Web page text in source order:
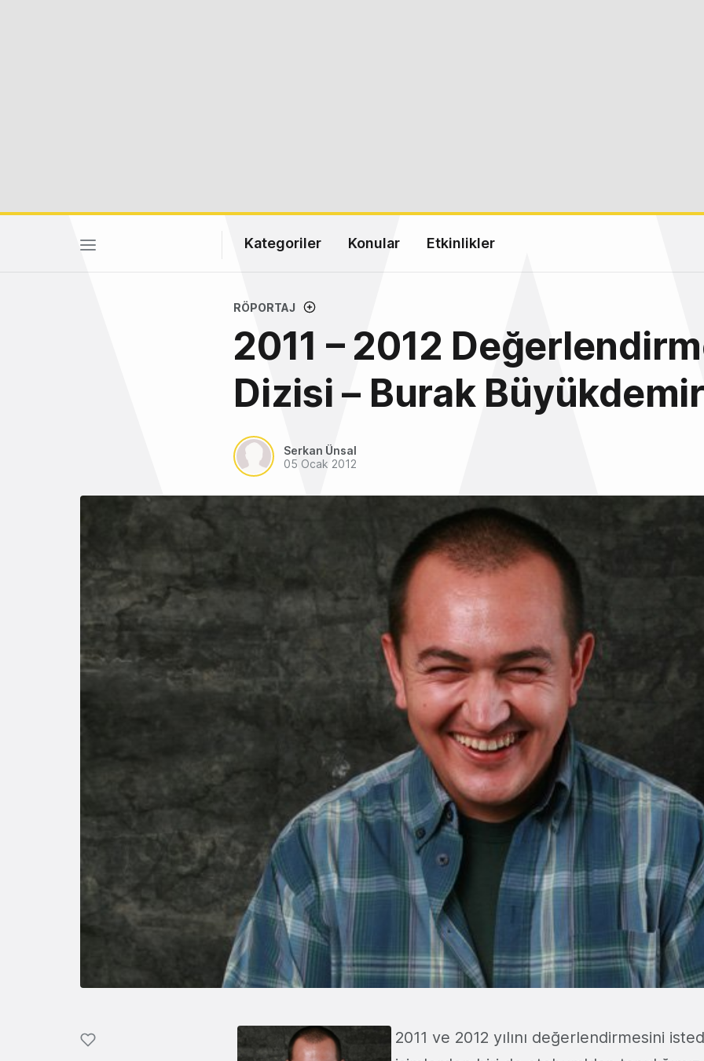
Kategoriler Konular Etkinlikler
RÖPORTAJ
2011 – 2012
Dizisi – Burak Büyükdemir
Serkan Ünsal
05 Ocak 2012
2011 ve 2012 yılını değerlendirmesini